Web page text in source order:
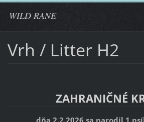
WILD RANE
Vrh / Litter H2
ZAHRANIČNÉ
dňa 2.2.2026 sa narodil 1